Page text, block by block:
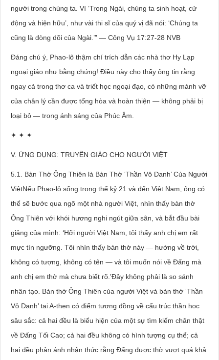
người trong chúng ta. Vì ‘Trong Ngài, chúng ta sinh hoạt, cử
động và hiện hữu’, như vài thi sĩ của quý vị đã nói: ‘Chúng ta
cũng là dòng dõi của Ngài.’” — Công Vụ 17:27-28 NVB
Đáng chú ý, Phao-lô thậm chí trích dẫn các nhà thơ Hy Lạp
ngoại giáo như bằng chứng! Điều này cho thấy ông tin rằng
ngay cả trong thơ ca và triết học ngoại đạo, có những mảnh vỡ
của chân lý cần được tổng hòa và hoàn thiện — không phải bị
loại bỏ — trong ánh sáng của Phúc Âm.
✦ ✦ ✦
V. ỨNG DỤNG: TRUYỀN GIÁO CHO NGƯỜI VIỆT
5.1. Bàn Thờ Ông Thiên là Bàn Thờ ‘Thần Vô Danh’ Của Người
ViệtNếu Phao-lô sống trong thế kỷ 21 và đến Việt Nam, ông có
thể sẽ bước qua ngõ một nhà người Việt, nhìn thấy bàn thờ
Ông Thiên với khói hương nghi ngút giữa sân, và bắt đầu bài
giảng của mình: ‘Hỡi người Việt Nam, tôi thấy anh chị em rất
mực tín ngưỡng. Tôi nhìn thấy bàn thờ này — hướng về trời,
không có tượng, không có tên — và tôi muốn nói về Đấng mà
anh chị em thờ mà chưa biết rõ.’Đây không phải là so sánh
nhân tạo. Bàn thờ Ông Thiên của người Việt và bàn thờ ‘Thần
Vô Danh’ tại A-then có điểm tương đồng về cấu trúc thần học
sâu sắc: cả hai đều là biểu hiện của một sự tìm kiếm chân thật
về Đấng Tối Cao; cả hai đều không có hình tượng cụ thể; cả
hai đều phản ánh nhận thức rằng Đấng được thờ vượt quá khả